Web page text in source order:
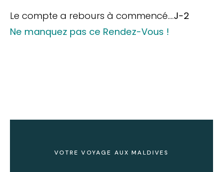
Le compte a rebours à commencé….J-2
Ne manquez pas ce Rendez-Vous !
VOTRE VOYAGE AUX MALDIVES